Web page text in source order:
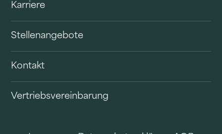
Karriere
Stellenangebote
Kontakt
Vertriebsvereinbarung